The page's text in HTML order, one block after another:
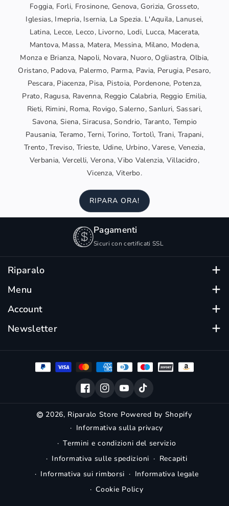
Foggia, Forli, Frosinone, Genova, Gorizia, Grosseto,
Iglesias, Imepria, Isernia, La Spezia. L'Aquila, Lanusei,
Latina, Lecce, Lecco, Livorno, Lodi, Lucca, Macerata,
Mantova, Massa, Matera, Messina, Milano, Modena,
Monza e Brianza, Napoli, Novara, Nuoro, Ogliastra, Olbia,
Oristano, Padova, Palermo, Parma, Pavia, Perugia, Pesaro,
Pescara, Piacenza, Pisa, Pistoia, Pordenone, Potenza,
Prato, Ragusa, Ravenna, Reggio Calabria, Reggio Emilia,
Rieti, Rimini, Roma, Rovigo, Salerno, Sanluri, Sassari,
Savona, Siena, Siracusa, Sondrio, Taranto, Tempio
Pausania, Teramo, Terni, Torino, Tortolì, Trani, Trapani,
Trento, Treviso, Trieste, Udine, Urbino, Varese, Venezia,
Verbania, Vercelli, Verona, Vibo Valenzia, Villacidro,
Vicenza, Viterbo.
RIPARA ORA!
Pagamenti
Sicuri con certificati SSL
Riparalo
Su Riparalo trovi device ricondizionati certificati, testati
e garantiti.
Ogni dispositivo rigenerato è accuratamente
selezionato per offrirti qualità al miglior prezzo.
Acquista online con spedizione veloce.
Menu
Scegli Riparalo
Batteria
Protezione Display
Account
Ordini
Impostazioni
Trasparenza sull'uso dell'IA
Newsletter
FacebookInstagramYouTube
TikTok
2026, Riparalo Store Powered by Shopify
Informativa sulla privacy
Termini e condizioni del servizio
Informativa sulle spedizioni
Recapiti
Informativa sui rimborsi
Informativa legale
Cookie Policy